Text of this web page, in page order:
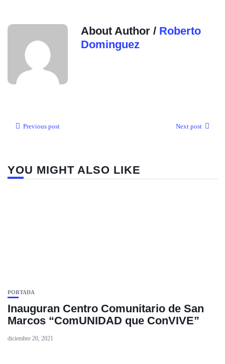
About Author / Roberto
Dominguez
Previous post Next post
YOU MIGHT ALSO LIKE
PORTADA
Inauguran Centro Comunitario de San
Marcos “ComUNIDAD que ConVIVE”
diciembre 20, 2021